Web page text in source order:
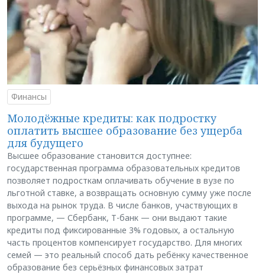
Финансы
Молодёжные кредиты: как подростку
оплатить высшее образование без ущерба
для будущего
Высшее образование становится доступнее:
государственная программа образовательных кредитов
позволяет подросткам оплачивать обучение в вузе по
льготной ставке, а возвращать основную сумму уже после
выхода на рынок труда. В числе банков, участвующих в
программе, — Сбербанк, Т-банк — они выдают такие
кредиты под фиксированные 3% годовых, а остальную
часть процентов компенсирует государство. Для многих
семей — это реальный способ дать ребёнку качественное
образование без серьёзных финансовых затрат